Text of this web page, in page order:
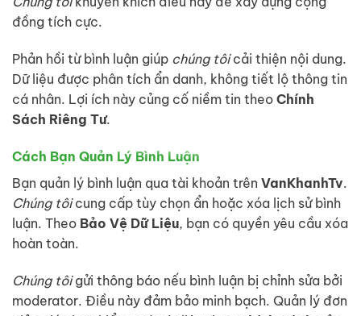
đồng tích cực.
Phản hồi từ bình luận giúp chúng tôicải thiện nội dung.
Dữ liệu được phân tích ẩn danh, không tiết lộ thông tin
cá nhân. Lợi ích này củng cố niềm tin theo Chính
Sách Riêng Tư.
Cách Bạn Quản Lý Bình Luận
Bạn quản lý bình luận qua tài khoản trên VanKhanhTv.
Chúng tôicung cấp tùy chọn ẩn hoặc xóa lịch sử bình
luận. Theo Bảo Vệ Dữ Liệu, bạn có quyền yêu cầu xóa
hoàn toàn.
Chúng tôigửi thông báo nếu bình luận bị chỉnh sửa bởi
moderator. Điều này đảm bảo minh bạch. Quản lý đơn